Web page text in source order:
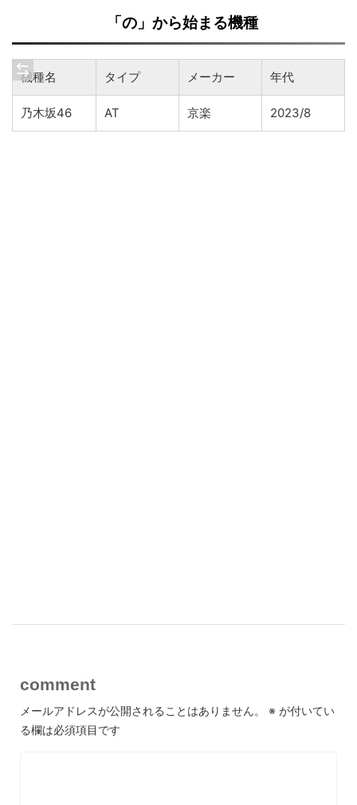
「の」から始まる機種
機種名 タイプ メーカー 年代
乃木坂46 AT 京楽 2023/8
comment
メールアドレスが公開されることはありません。 ※ が付いてい
る欄は必須項目です